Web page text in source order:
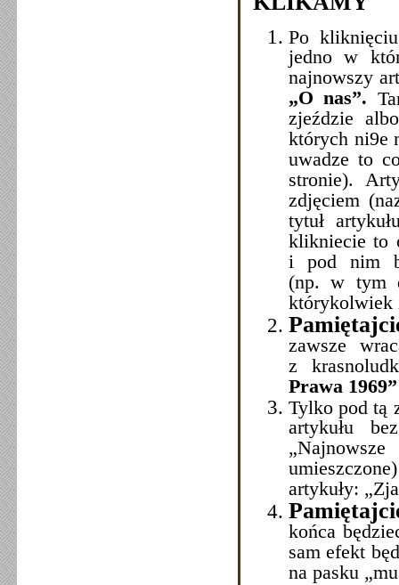
Po
jedno w
najnowszy
„O nas”.
zjeździe
których ni9e
uwadze to
stronie).
zdjęciem
tytuł
klikniecie to
i pod nim
(np. w tym
którykolwiek
zawsze
z
Prawa 1969”
Tylko pod tą
artykułu
artykuły:
końca
sam efekt
na pasku